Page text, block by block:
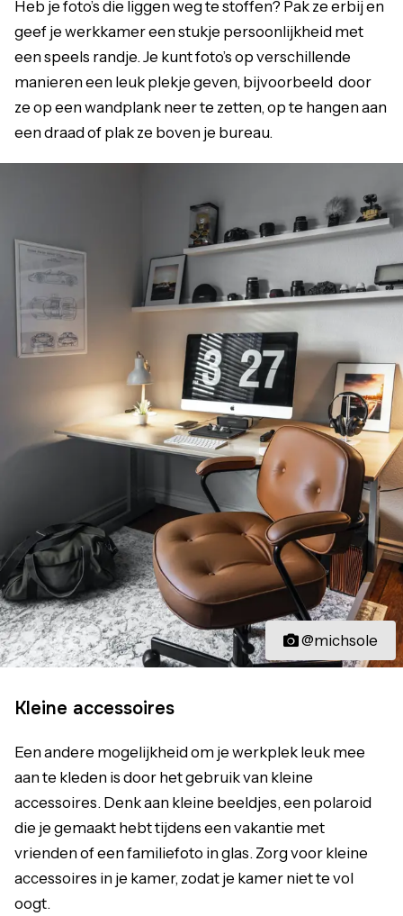
Heb je foto’s die liggen weg te stoffen? Pak ze erbij en
geef je werkkamer een stukje persoonlijkheid met
een speels randje. Je kunt foto’s op verschillende
manieren een leuk plekje geven, bijvoorbeeld door
ze op een wandplank neer te zetten, op te hangen aan
een draad of plak ze boven je bureau.
@michsole
Kleine accessoires
Een andere mogelijkheid om je werkplek leuk mee
aan te kleden is door het gebruik van kleine
accessoires. Denk aan kleine beeldjes, een polaroid
die je gemaakt hebt tijdens een vakantie met
vrienden of een familiefoto in glas. Zorg voor kleine
accessoires in je kamer, zodat je kamer niet te vol
oogt.